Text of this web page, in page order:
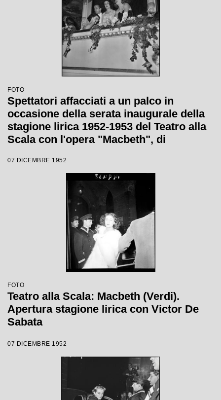
FOTO
Spettatori affacciati a un palco in
occasione della serata inaugurale della
stagione lirica 1952-1953 del Teatro alla
Scala con l'opera "Macbeth", di
Sabata, con la regia di Carl Ebert
07 DICEMBRE 1952
FOTO
Teatro alla Scala: Macbeth (Verdi).
Apertura stagione lirica con Victor De
Sabata
07 DICEMBRE 1952